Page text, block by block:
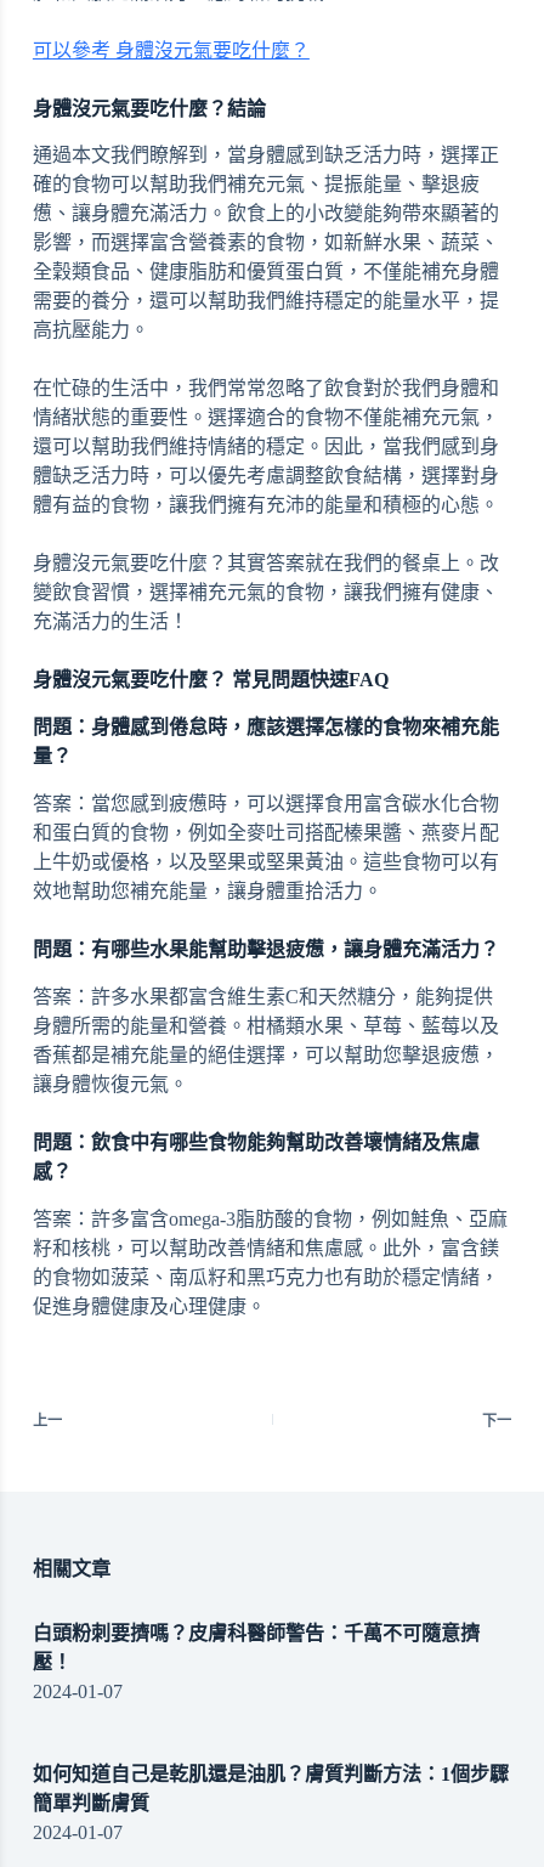
可以參考 身體沒元氣要吃什麼？
身體沒元氣要吃什麼？結論
通過本文我們瞭解到，當身體感到缺乏活力時，選擇正
確的食物可以幫助我們補充元氣、提振能量、擊退疲
憊、讓身體充滿活力。飲食上的小改變能夠帶來顯著的
影響，而選擇富含營養素的食物，如新鮮水果、蔬菜、
全穀類食品、健康脂肪和優質蛋白質，不僅能補充身體
需要的養分，還可以幫助我們維持穩定的能量水平，提
高抗壓能力。
在忙碌的生活中，我們常常忽略了飲食對於我們身體和
情緒狀態的重要性。選擇適合的食物不僅能補充元氣，
還可以幫助我們維持情緒的穩定。因此，當我們感到身
體缺乏活力時，可以優先考慮調整飲食結構，選擇對身
體有益的食物，讓我們擁有充沛的能量和積極的心態。
身體沒元氣要吃什麼？其實答案就在我們的餐桌上。改
變飲食習慣，選擇補充元氣的食物，讓我們擁有健康、
充滿活力的生活！
身體沒元氣要吃什麼？ 常見問題快速FAQ
問題：身體感到倦怠時，應該選擇怎樣的食物來補充能
量？
答案：當您感到疲憊時，可以選擇食用富含碳水化合物
和蛋白質的食物，例如全麥吐司搭配榛果醬、燕麥片配
上牛奶或優格，以及堅果或堅果黃油。這些食物可以有
效地幫助您補充能量，讓身體重拾活力。
問題：有哪些水果能幫助擊退疲憊，讓身體充滿活力？
答案：許多水果都富含維生素C和天然糖分，能夠提供
身體所需的能量和營養。柑橘類水果、草莓、藍莓以及
香蕉都是補充能量的絕佳選擇，可以幫助您擊退疲憊，
讓身體恢復元氣。
問題：飲食中有哪些食物能夠幫助改善壞情緒及焦慮
感？
答案：許多富含omega-3脂肪酸的食物，例如鮭魚、亞麻
籽和核桃，可以幫助改善情緒和焦慮感。此外，富含鎂
的食物如菠菜、南瓜籽和黑巧克力也有助於穩定情緒，
促進身體健康及心理健康。
上一 下一
相關文章
白頭粉刺要擠嗎？皮膚科醫師警告：千萬不可隨意擠
壓！
2024-01-07
如何知道自己是乾肌還是油肌？膚質判斷方法：1個步驟
簡單判斷膚質
2024-01-07